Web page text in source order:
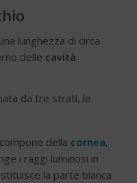
lunghezza di circa
delle cavità
da tre strati, le
della cornea,
i raggi luminosi in
la parte bianca